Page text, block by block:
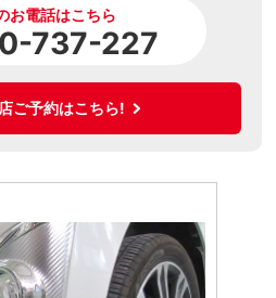
お電話はこちら
737-227
ご予約はこちら!